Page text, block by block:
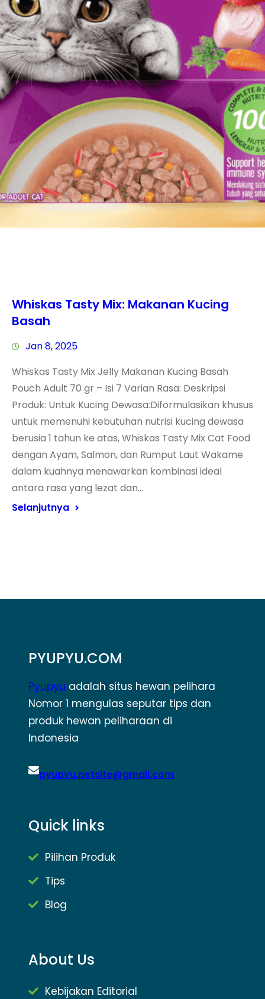
Whiskas Tasty Mix: Makanan Kucing
Basah
Jan 8, 2025
Whiskas Tasty Mix Jelly Makanan Kucing Basah
Pouch Adult 70 gr – Isi 7 Varian Rasa: Deskripsi
Produk: Untuk Kucing Dewasa:Diformulasikan khusus
untuk memenuhi kebutuhan nutrisi kucing dewasa
berusia 1 tahun ke atas, Whiskas Tasty Mix Cat Food
dengan Ayam, Salmon, dan Rumput Laut Wakame
dalam kuahnya menawarkan kombinasi ideal
antara rasa yang lezat dan…
Selanjutnya
PYUPYU.COM
Pyupyu adalah situs hewan pelihara
Nomor 1 mengulas seputar tips dan
produk hewan peliharaan di
Indonesia
pyupyu.petsite@gmail.com
Quick links
Pilihan Produk
Tips
Blog
About Us
Kebijakan Editorial